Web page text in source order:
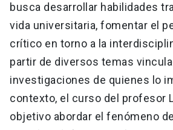
busca desarrollar habilidades
vida universitaria, fomentar el
crítico en torno a la
partir de diversos temas
investigaciones de quienes lo
contexto, el curso del profesor
objetivo abordar el fenómeno